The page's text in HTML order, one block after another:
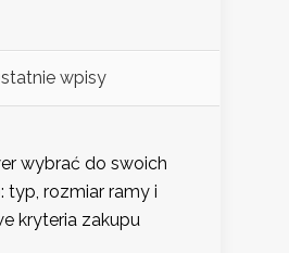
wpisy
wybrać do swoich
typ, rozmiar ramy i
kryteria zakupu